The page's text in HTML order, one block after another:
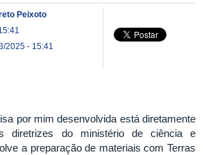
Peixoto
2025 - 15:41
por mim desenvolvida está diretamente
diretrizes do ministério de ciência e
a preparação de materiais com Terras